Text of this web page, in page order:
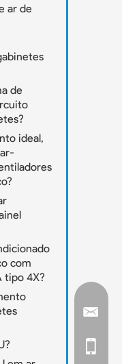
ar de
de
ideal,
com
tipo 4X?